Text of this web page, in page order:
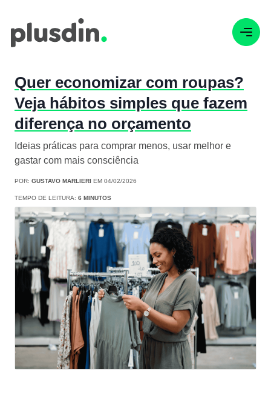
Quer economizar com roupas?
Veja hábitos simples que fazem
diferença no orçamento
Ideias práticas para comprar menos, usar melhor e
gastar com mais consciência
POR: GUSTAVO MARLIERI EM 04/02/2026
TEMPO DE LEITURA: 6 MINUTOS